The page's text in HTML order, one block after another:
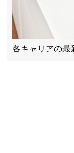
各キャリアの最